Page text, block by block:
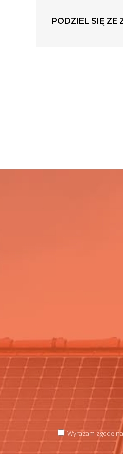
PODZIEL SIĘ ZE
Wyrażam zgodę